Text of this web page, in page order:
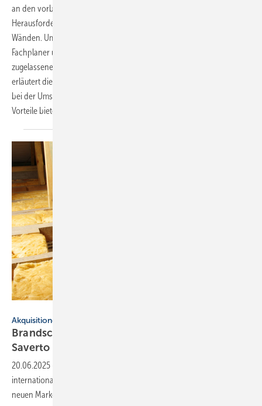
an den vorbeugenden Brandschutz. Eine besondere
Herausforderung bilden Rohrdurchführungen in Decken und
Wänden. Umso wichtiger ist es für Bauherren, Architekten, TGA-
Fachplaner und das SHK-Handwerk, auf geprüfte und bauaufsichtlich
zugelassene Abschottungslösungen setzen zu können. Philipp Claus
erläutert die aktuellen bauaufsichtlichen Anforderungen, worauf es
bei der Umsetzung ankommt und welche Lösungen besondere
Vorteile bieten.
Akquisitionen
Brandschutz: Flamro unter neuer Dach­marke
Saverto
20.06.2025
internationalen Produktbereich für passiven Brandschutz unter der
neuen Marke Saverto, zu der auch Flamro